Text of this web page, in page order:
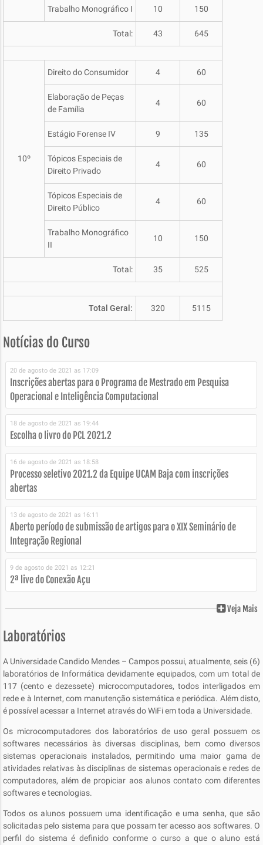
Trabalho Monográfico I 10 150
Total: 43 645
10º
Direito do Consumidor 4 60
Elaboração de Peças
de Família
4 60
Estágio Forense IV 9 135
Tópicos Especiais de
Direito Privado
4 60
Tópicos Especiais de
Direito Público
4 60
Trabalho Monográfico
II
10 150
Total: 35 525
Total Geral: 320 5115
Notícias do Curso
20 de agosto de 2021 as 17:09
Inscrições abertas para o Programa de Mestrado em Pesquisa
Operacional e Inteligência Computacional
18 de agosto de 2021 as 19:44
Escolha o livro do PCL 2021.2
16 de agosto de 2021 as 18:58
Processo seletivo 2021.2 da Equipe UCAM Baja com inscrições
abertas
13 de agosto de 2021 as 16:11
Aberto período de submissão de artigos para o XIX Seminário de
Integração Regional
9 de agosto de 2021 as 12:21
2ª live do Conexão Açu
Veja Mais
Laboratórios
A Universidade Candido Mendes – Campos possui, atualmente, seis (6)
laboratórios de Informática devidamente equipados, com um total de
117 (cento e dezessete) microcomputadores, todos interligados em
rede e à Internet, com manutenção sistemática e periódica. Além disto,
é possível acessar a Internet através do WiFi em toda a Universidade.
Os microcomputadores dos laboratórios de uso geral possuem os
softwares necessários às diversas disciplinas, bem como diversos
sistemas operacionais instalados, permitindo uma maior gama de
atividades relativas às disciplinas de sistemas operacionais e redes de
computadores, além de propiciar aos alunos contato com diferentes
softwares e tecnologias.
Todos os alunos possuem uma identificação e uma senha, que são
solicitadas pelo sistema para que possam ter acesso aos softwares. O
perfil do sistema é definido conforme o curso a que o aluno está